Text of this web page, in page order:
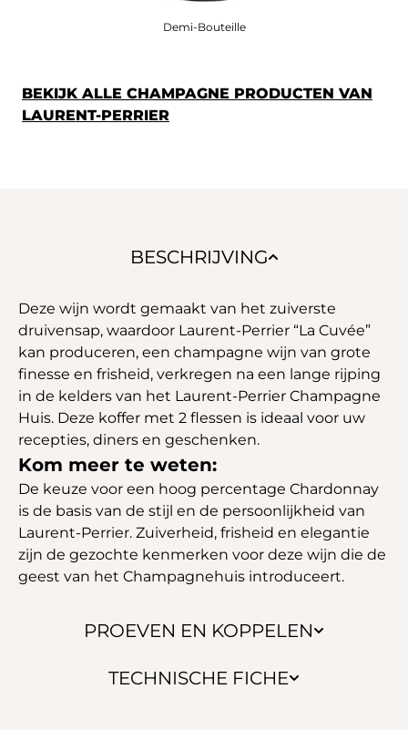
Demi-Bouteille
BEKIJK ALLE CHAMPAGNE PRODUCTEN VAN
LAURENT-PERRIER
BESCHRIJVING
PROEVEN EN KOPPELEN
TECHNISCHE FICHE
Deze wijn wordt gemaakt van het zuiverste
druivensap, waardoor Laurent-Perrier “La Cuvée”
kan produceren, een champagne wijn van grote
finesse en frisheid, verkregen na een lange rijping
in de kelders van het Laurent-Perrier Champagne
Huis. Deze koffer met 2 flessen is ideaal voor uw
recepties, diners en geschenken.
Kom meer te weten:
De keuze voor een hoog percentage Chardonnay
is de basis van de stijl en de persoonlijkheid van
Laurent-Perrier. Zuiverheid, frisheid en elegantie
zijn de gezochte kenmerken voor deze wijn die de
geest van het Champagnehuis introduceert.